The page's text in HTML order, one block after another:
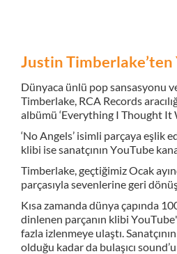
Justin
Dünyaca ünlü pop sansasyonu
Timberlake, RCA Records
albümü ‘Everything I Thought It
‘No Angels’ isimli parçaya eşlik
klibi ise sanatçının YouTube
Timberlake, geçtiğimiz Ocak
parçasıyla sevenlerine geri
Kısa zamanda dünya çapında
dinlenen parçanın klibi
fazla izlenmeye ulaştı.
olduğu kadar da bulaşıcı